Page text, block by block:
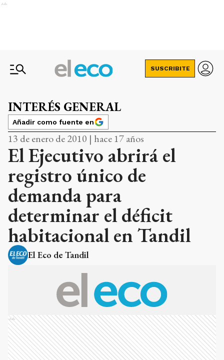
Ads
SUSCRIBITE
INTERÉS GENERAL
Añadir como fuente en
13 de enero de 2010 | hace 17 años
El Ejecutivo abrirá el
registro único de
demanda para
determinar el déficit
habitacional en Tandil
El Eco de Tandil
Ads